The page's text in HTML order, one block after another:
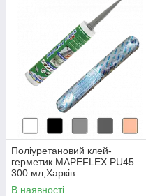
Поліуретановий клей-
герметик MAPEFLEX PU45
300 мл,Харків
В наявності